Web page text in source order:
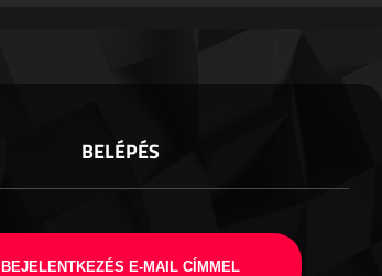
BELÉPÉS
BEJELENTKEZÉS E-MAIL CÍMMEL